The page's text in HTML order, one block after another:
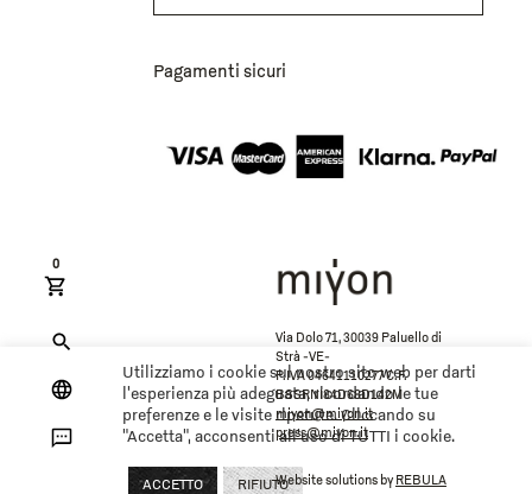
0
Pagamenti sicuri
Via Dolo 71, 30039 Paluello di
Strà -VE-
P.IVA 04641110277 C.F.
BSSRNI84D68D142M
miyon@miyon.it
press@miyon.it
Website solutions by REBULA
Utilizziamo i cookie sul nostro sito web per darti
l'esperienza più adeguata, ricordando le tue
preferenze e le visite ripetute. Cliccando su
"Accetta", acconsenti all'uso di TUTTI i cookie.
ACCETTO RIFIUTO